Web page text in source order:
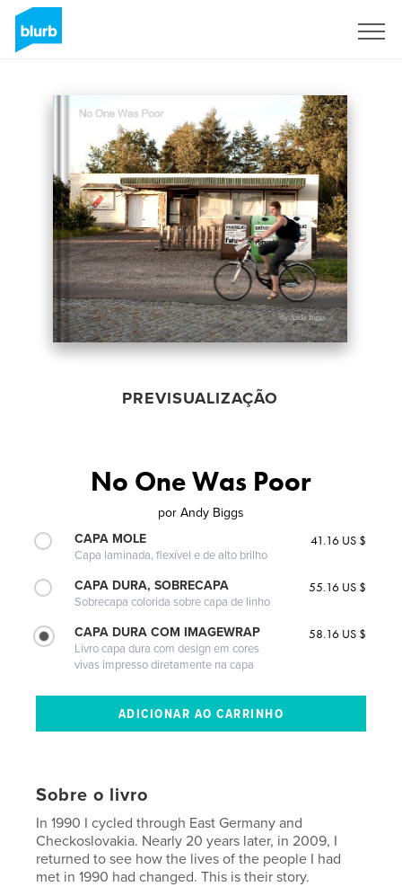
PREVISUALIZAÇÃO
No One Was Poor
por Andy Biggs
CAPA MOLE
Capa laminada, flexível e de alto brilho
41.16 US $
CAPA DURA, SOBRECAPA
Sobrecapa colorida sobre capa de linho
55.16 US $
CAPA DURA COM IMAGEWRAP
Livro capa dura com design em cores
vivas impresso diretamente na capa
58.16 US $
Sobre o livro
In 1990 I cycled through East Germany and
Checkoslovakia. Nearly 20 years later, in 2009, I
returned to see how the lives of the people I had
met in 1990 had changed. This is their story.